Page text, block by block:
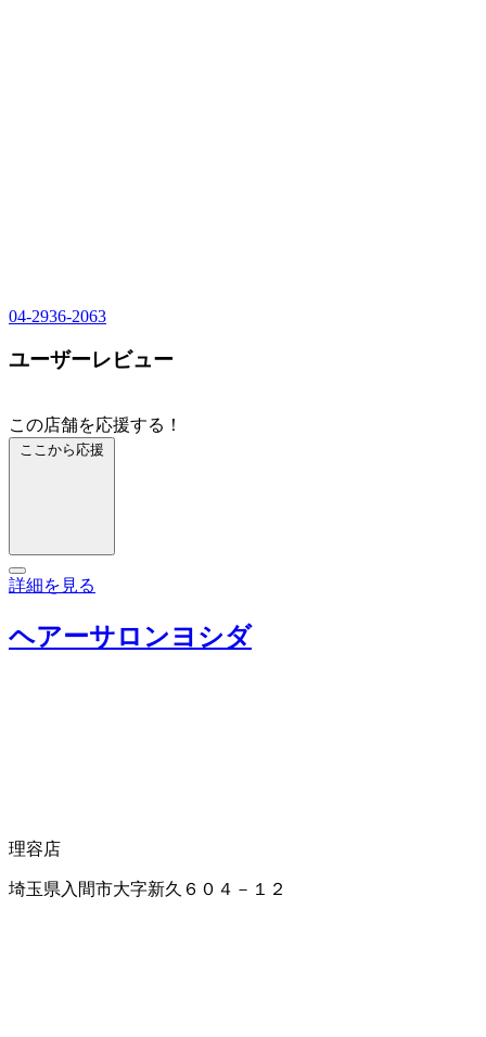
04-2936-2063
ユーザーレビュー
この店舗を応援する！
ここから応援
詳細を見る
ヘアーサロンヨシダ
理容店
埼玉県入間市大字新久６０４－１２